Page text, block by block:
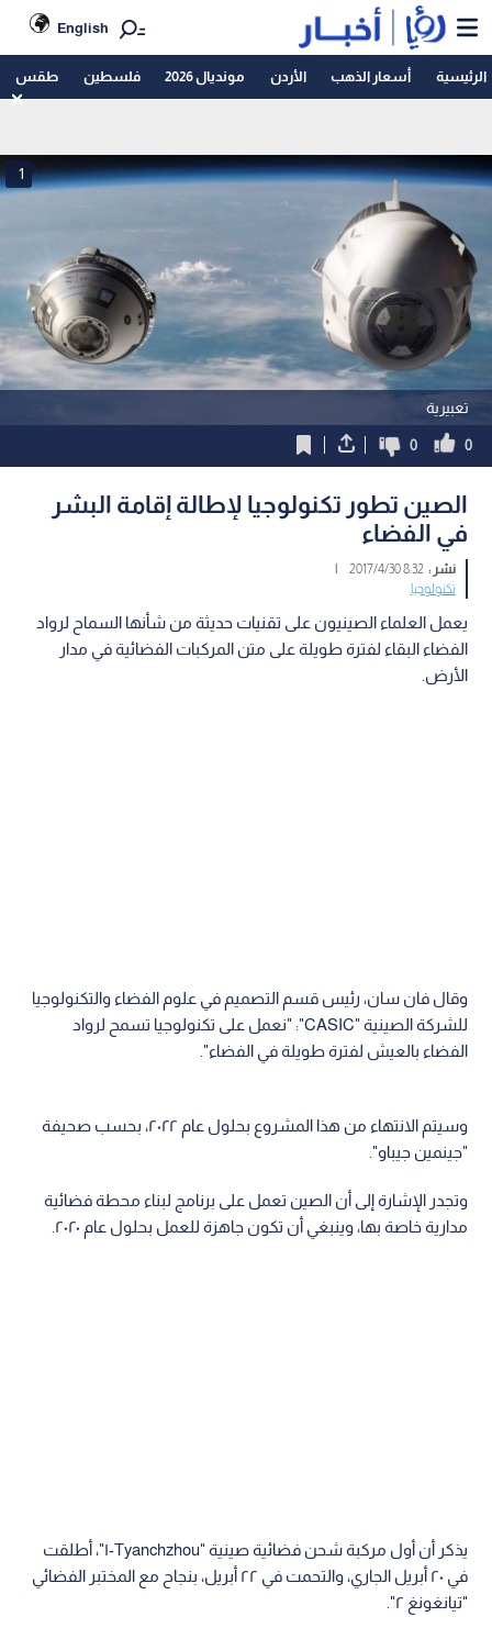
English
الرئيسية أسعار الذهب الأردن مونديال 2026 فلسطين طقس
تعبيرية
1
0
0
الصين تطور تكنولوجيا لإطالة إقامة البشر
في الفضاء
نشر :8:32 2017/4/30
|
تكنولوجيا
يعمل العلماء الصينيون على تقنيات حديثة من شأنها السماح لرواد
الفضاء البقاء لفترة طويلة على متن المركبات الفضائية في مدار
الأرض.
وقال فان سان، رئيس قسم التصميم في علوم الفضاء والتكنولوجيا
للشركة الصينية "CASIC": "نعمل على تكنولوجيا تسمح لرواد
الفضاء بالعيش لفترة طويلة في الفضاء".
وسيتم الانتهاء من هذا المشروع بحلول عام ٢٠٢٢، بحسب صحيفة
"جينمين جيباو".
وتجدر الإشارة إلى أن الصين تعمل على برنامج لبناء محطة فضائية
مدارية خاصة بها، وينبغي أن تكون جاهزة للعمل بحلول عام ٢٠٢٠.
يذكر أن أول مركبة شحن فضائية صينية "Tyanchzhou-١"، أطلقت
في ٢٠ أبريل الجاري، والتحمت في ٢٢ أبريل، بنجاح مع المختبر الفضائي
"تيانغونغ ٢".